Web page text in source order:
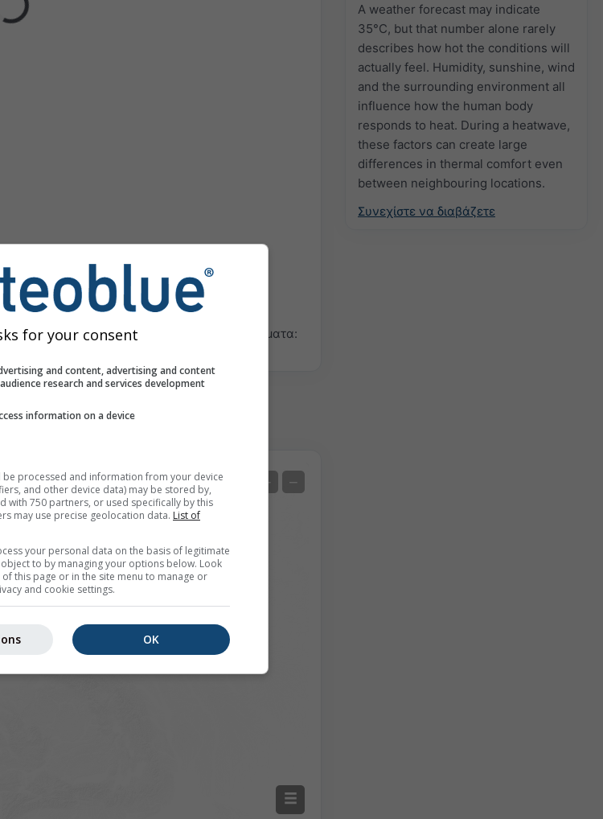
A weather forecast may indicate
35°C, but that number alone rarely
describes how hot the conditions will
actually feel. Humidity, sunshine, wind
and the surrounding environment all
influence how the human body
responds to heat. During a heatwave,
these factors can create large
differences in thermal comfort even
between neighbouring locations.
Συνεχίστε να διαβάζετε
τις καιρικές πληροφορίες σε 3 απλά γραφήματα:
+ −
for your consent
and content, advertising and content
research and services development
information on a device
processed and information from your device
and other device data) may be stored by,
with 750 partners, or used specifically by this
may use precise geolocation data. List of
your personal data on the basis of legitimate
to by managing your options below. Look
this page or in the site menu to manage or
and cookie settings.
OK